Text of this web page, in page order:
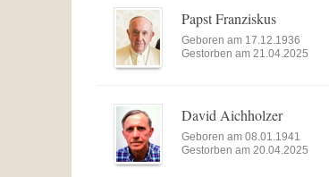
Papst Franziskus
Geboren am 17.12.1936
Gestorben am 21.04.2025
David Aichholzer
Geboren am 08.01.1941
Gestorben am 20.04.2025